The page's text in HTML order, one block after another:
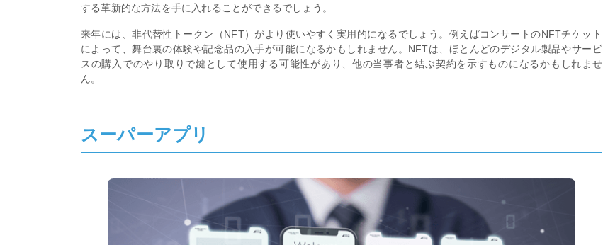
する革新的な方法を手に入れることができるでしょう。
来年には、非代替性トークン（NFT）がより使いやすく実用的になるでしょう。例えばコンサートのNFTチケット
によって、舞台裏の体験や記念品の入手が可能になるかもしれません。NFTは、ほとんどのデジタル製品やサービ
スの購入でのやり取りで鍵として使用する可能性があり、他の当事者と結ぶ契約を示すものになるかもしれませ
ん。
スーパーアプリ